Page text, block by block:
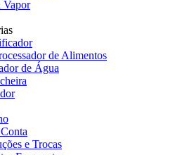
Vapor
de Alimentos
de Água
e Trocas